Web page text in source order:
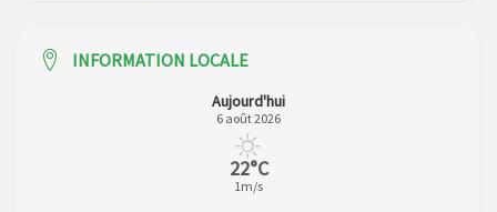
INFORMATION LOCALE
Aujourd'hui
6 août 2026
22°C
1m/s